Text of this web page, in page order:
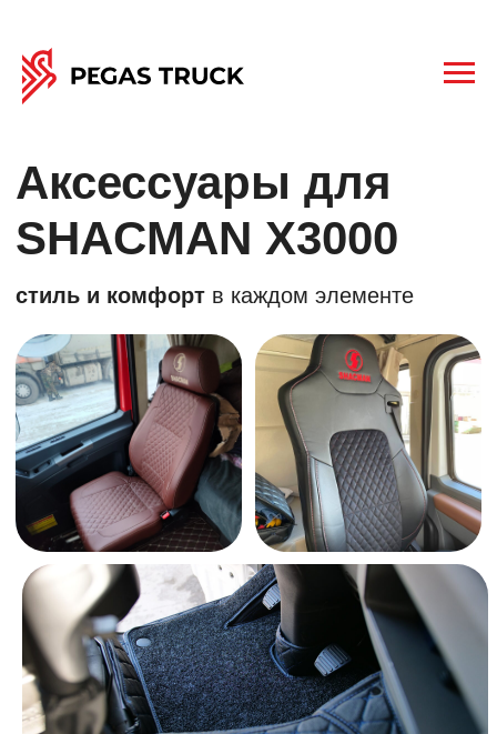
SHACMAN X3000
в каждом элементе
Сделать заказ
Ваш грузовик – это не
просто средство
передвижения, это ваш
второй дом. Мы знаем,
На этой странице мы
представляем
примеры наших работ,
выполненных для